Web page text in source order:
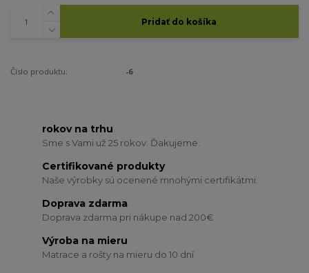
Pridať do košíka
Číslo produktu: -6
rokov na trhu
Sme s Vami už 25 rokov. Ďakujeme.
Certifikované produkty
Naše výrobky sú ocenené mnohými certifikátmi.
Doprava zdarma
Doprava zdarma pri nákupe nad 200€
Výroba na mieru
Matrace a rošty na mieru do 10 dní